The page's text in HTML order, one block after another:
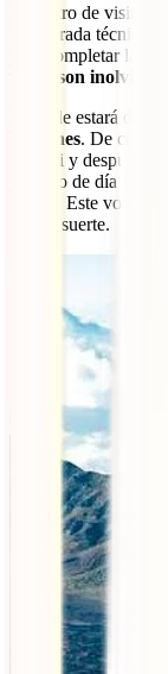
El centro de
una parada técnica
para completar la
vistas son
La tarde estará
Volcanes. De
Hawaii y después
primero de día y, si
. Este volcán
tengas suerte.